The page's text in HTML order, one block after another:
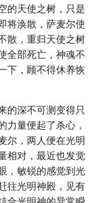
的天使之树，只是
将涣散，萨麦尔使
散，重归天使之树
全部死亡，神魂不
下，顾不得休养恢
的深不可测变得只
力量便起了杀心，
尔，两人便在光明
相对，最近也发觉
，敏锐的感觉到光
往光明神殿，见有